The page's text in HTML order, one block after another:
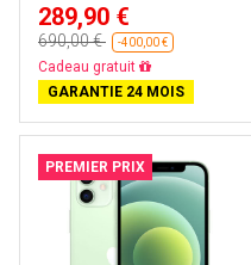
289,90 €
690,00 € -400,00 €
Cadeau gratuit
GARANTIE 24 MOIS
PREMIER PRIX